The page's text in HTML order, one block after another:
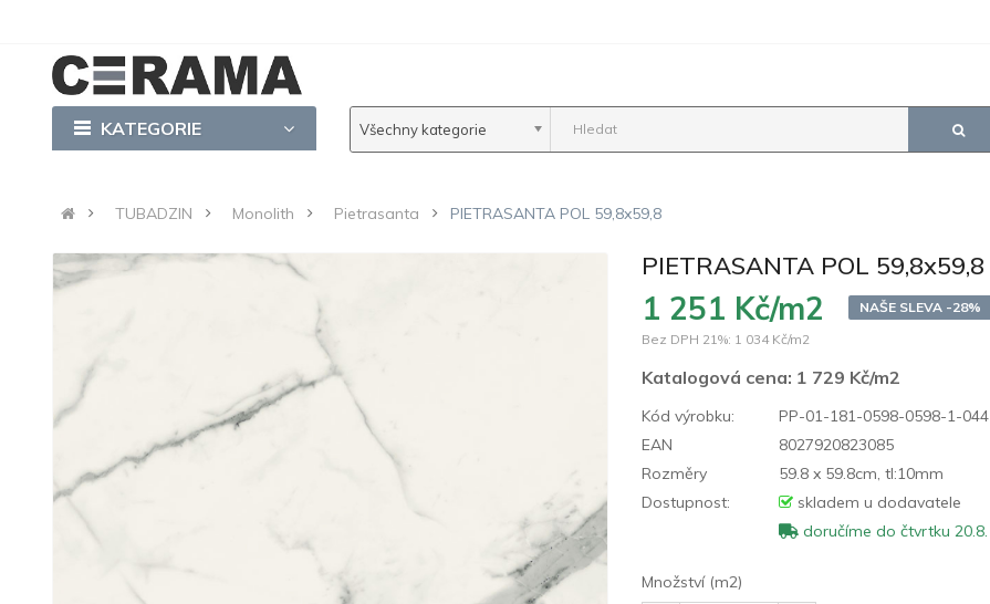
KATEGORIE Všechny kategorie
TUBADZIN Monolith Pietrasanta PIETRASANTA POL 59,8x59,8
PIETRASANTA POL 59,8x59,8
1 251 Kč/m2
NAŠE SLEVA -28%
Bez DPH 21%: 1 034 Kč/m2
Katalogová cena: 1 729 Kč/m2
Kód výrobku:
PP-01-181-0598-0598-1-044
EAN
8027920823085
Rozměry
59.8 x 59.8cm, tl:10mm
Dostupnost:
skladem u dodavatele
doručíme do čtvrtku 20.8.
Množství (m2)